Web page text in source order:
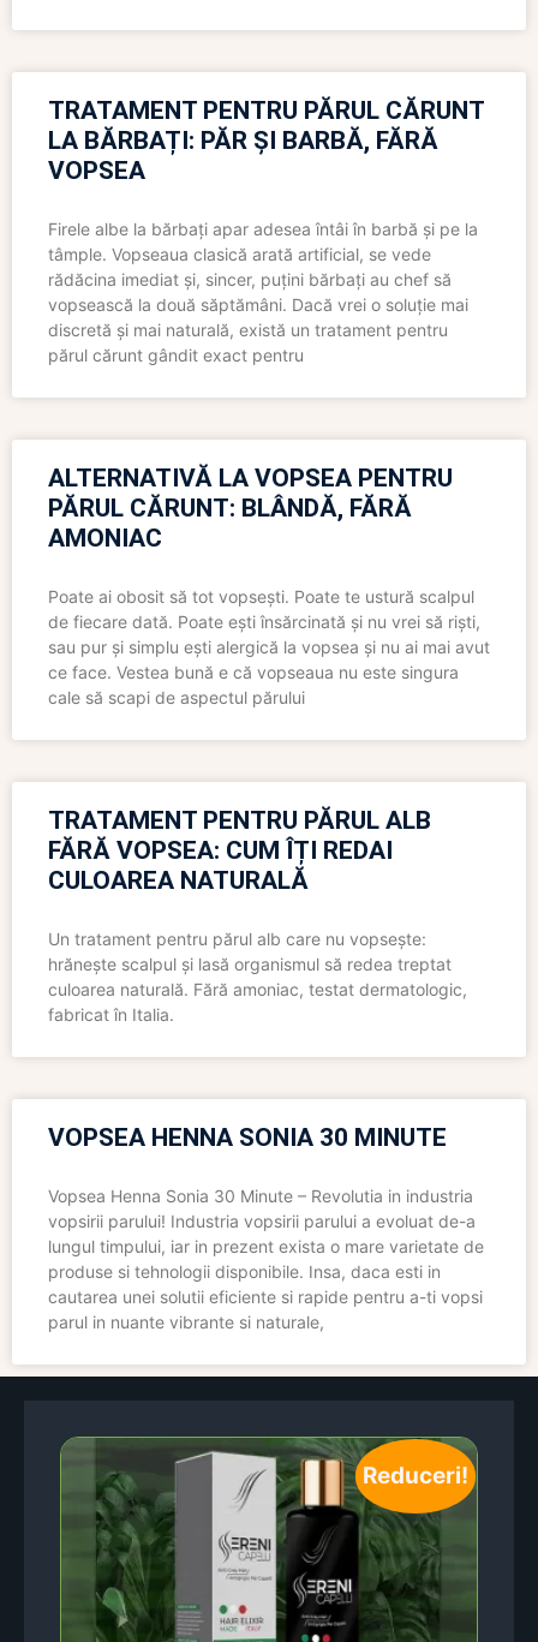
TRATAMENT PENTRU PĂRUL CĂRUNT
LA BĂRBAȚI: PĂR ȘI BARBĂ, FĂRĂ
VOPSEA
Firele albe la bărbați apar adesea întâi în barbă și pe la
tâmple. Vopseaua clasică arată artificial, se vede
rădăcina imediat și, sincer, puțini bărbați au chef să
vopsească la două săptămâni. Dacă vrei o soluție mai
discretă și mai naturală, există un tratament pentru
părul cărunt gândit exact pentru
ALTERNATIVĂ LA VOPSEA PENTRU
PĂRUL CĂRUNT: BLÂNDĂ, FĂRĂ
AMONIAC
Poate ai obosit să tot vopsești. Poate te ustură scalpul
de fiecare dată. Poate ești însărcinată și nu vrei să riști,
sau pur și simplu ești alergică la vopsea și nu ai mai avut
ce face. Vestea bună e că vopseaua nu este singura
cale să scapi de aspectul părului
TRATAMENT PENTRU PĂRUL ALB
FĂRĂ VOPSEA: CUM ÎȚI REDAI
CULOAREA NATURALĂ
Un tratament pentru părul alb care nu vopsește:
hrănește scalpul și lasă organismul să redea treptat
culoarea naturală. Fără amoniac, testat dermatologic,
fabricat în Italia.
VOPSEA HENNA SONIA 30 MINUTE
Vopsea Henna Sonia 30 Minute – Revolutia in industria
vopsirii parului! Industria vopsirii parului a evoluat de-a
lungul timpului, iar in prezent exista o mare varietate de
produse si tehnologii disponibile. Insa, daca esti in
cautarea unei solutii eficiente si rapide pentru a-ti vopsi
parul in nuante vibrante si naturale,
Reduceri!